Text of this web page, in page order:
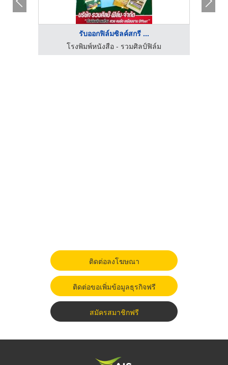
รับออกฟิล์มซิลค์สกรี ...
โรงพิมพ์หนังสือ - รวมศิลป์ฟิล์ม
ติดต่อลงโฆษณา
ติดต่อขอเพิ่มข้อมูลธุรกิจฟรี
สมัครสมาชิกฟรี